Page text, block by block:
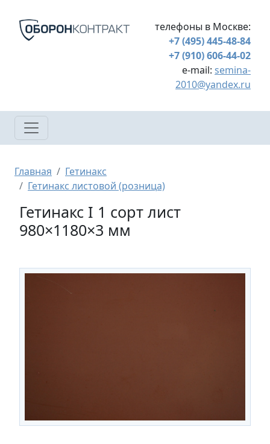
телефоны в Москве:
+7 (495) 445-48-84
+7 (910) 606-44-02
e-mail: semina-
2010@yandex.ru
Строка навигации
Главная
Гетинакс
Гетинакс листовой (розница)
Гетинакс I 1 сорт лист
980×1180×3 мм